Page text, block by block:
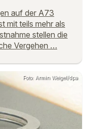
auf der A73
mit teils mehr als
stellen die
Vergehen …
Foto: Armin Weigel/dpa